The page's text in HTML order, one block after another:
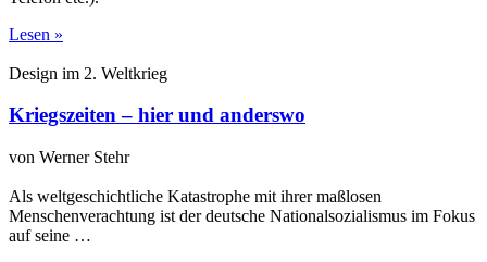
Lesen »
Design im 2. Weltkrieg
Kriegszeiten – hier und anderswo
von Werner Stehr
Als weltgeschichtliche Katastrophe mit ihrer maßlosen
Menschenverachtung ist der deutsche Nationalsozialismus im Fokus
auf seine …